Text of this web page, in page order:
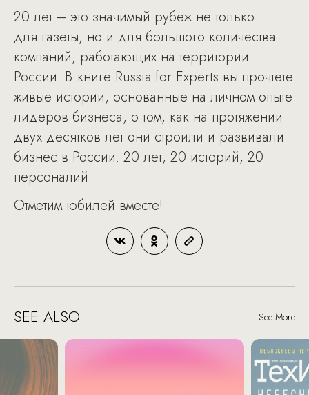
20 лет – это значимый рубеж не только
для газеты, но и для большого количества
компаний, работающих на территории
России. В книге Russia for Experts вы прочтете
живые истории, основанные на личном опыте
лидеров бизнеса, о том, как на протяжении
двух десятков лет они строили и развивали
бизнес в России. 20 лет, 20 историй, 20
персоналий.
Отметим юбилей вместе!
SEE ALSO See More